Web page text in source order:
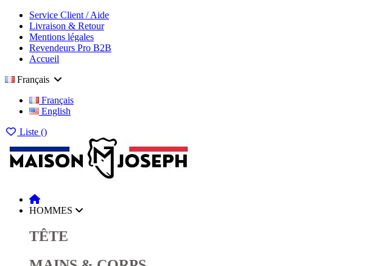
Service Client / Aide
Livraison & Retour
Mentions légales
Revendeurs Pro B2B
Accueil
Français
Français
English
Liste ()
HOMMES
TÊTE